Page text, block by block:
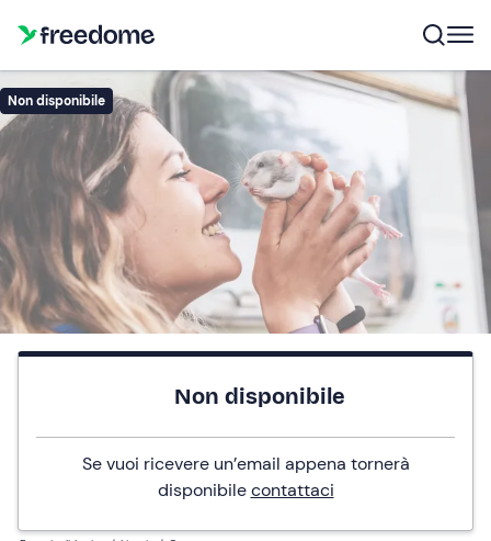
Non disponibile
Non disponibile
Se vuoi ricevere un’email appena tornerà
disponibilecontattaci